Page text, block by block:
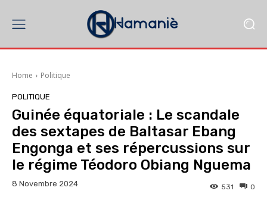
Home Politique
POLITIQUE
Guinée équatoriale : Le scandale
des sextapes de Baltasar Ebang
Engonga et ses répercussions sur
le régime Téodoro Obiang Nguema
8 Novembre 2024 0
531